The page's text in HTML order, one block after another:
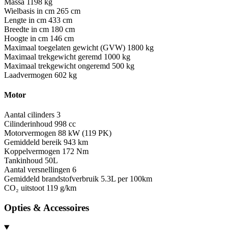
Wielbasis in cm 265 cm
Lengte in cm 433 cm
Breedte in cm 180 cm
Hoogte in cm 146 cm
Maximaal toegelaten gewicht (GVW) 1800 kg
Maximaal trekgewicht geremd 1000 kg
Maximaal trekgewicht ongeremd 500 kg
Laadvermogen 602 kg
Motor
Aantal cilinders 3
Cilinderinhoud 998 cc
Motorvermogen 88 kW (119 PK)
Gemiddeld bereik 943 km
Koppelvermogen 172 Nm
Tankinhoud 50L
Aantal versnellingen 6
Gemiddeld brandstofverbruik 5.3L per 100km
CO₂ uitstoot 119 g/km
Opties & Accessoires